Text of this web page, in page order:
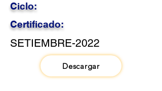
Ciclo:
Certificado:
SETIEMBRE-2022
Descargar